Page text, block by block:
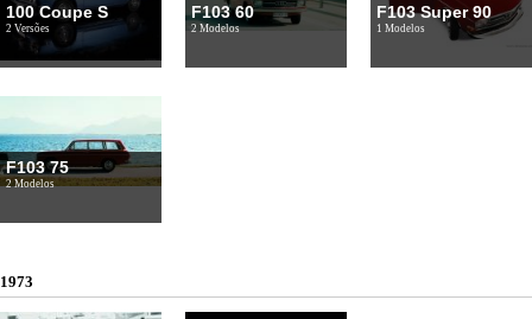
100 Coupe S
2 Versões
F103 60
2 Modelos
F103 Super 90
1 Modelos
F103 75
2 Modelos
1973